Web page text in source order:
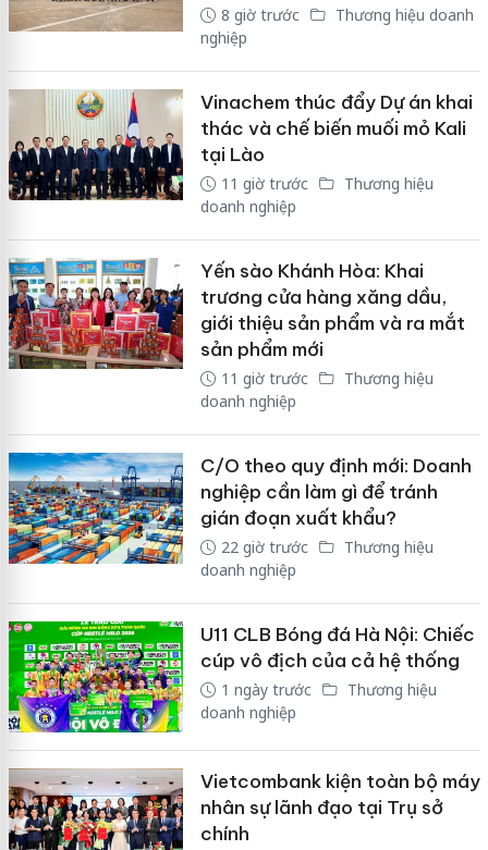
8 giờ trước
Thương hiệu doanh
nghiệp
Vinachem thúc đẩy Dự án khai
thác và chế biến muối mỏ Kali
tại Lào
11 giờ trước
Thương hiệu
doanh nghiệp
Yến sào Khánh Hòa: Khai
trương cửa hàng xăng dầu,
giới thiệu sản phẩm và ra mắt
sản phẩm mới
11 giờ trước
Thương hiệu
doanh nghiệp
C/O theo quy định mới: Doanh
nghiệp cần làm gì để tránh
gián đoạn xuất khẩu?
22 giờ trước
Thương hiệu
doanh nghiệp
U11 CLB Bóng đá Hà Nội: Chiếc
cúp vô địch của cả hệ thống
1 ngày trước
Thương hiệu
doanh nghiệp
Vietcombank kiện toàn bộ máy
nhân sự lãnh đạo tại Trụ sở
chính